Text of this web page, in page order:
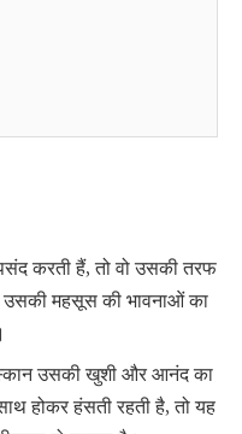
करती हैं, तो वो उसकी तरफ
महसूस की भावनाओं का
उसकी खुशी और आनंद का
होकर हंसती रहती है, तो यह